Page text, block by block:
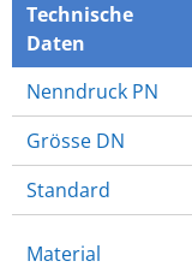
Technische
Daten
Nenndruck PN
Grösse DN
Standard
Material